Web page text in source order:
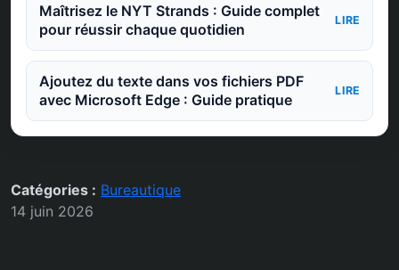
Maîtrisez le NYT Strands : Guide complet
pour réussir chaque quotidien
LIRE
Ajoutez du texte dans vos fichiers PDF
avec Microsoft Edge : Guide pratique
LIRE
Catégories : Bureautique
14 juin 2026